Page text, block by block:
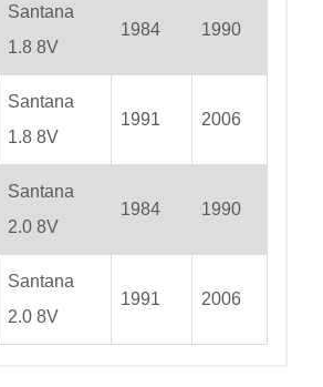
Santana
1.8 8V
1984 1990
Santana
1.8 8V
1991 2006
Santana
2.0 8V
1984 1990
Santana
2.0 8V
1991 2006